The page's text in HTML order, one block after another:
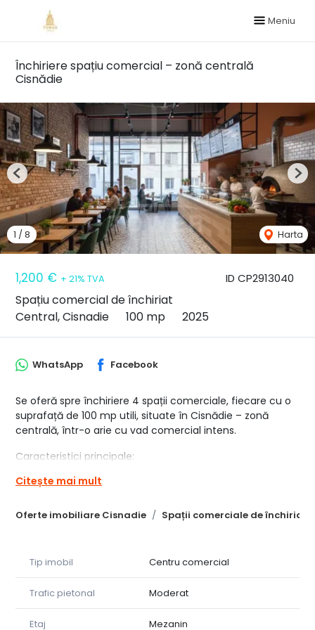
Meniu
Închiriere spațiu comercial – zonă centrală
Cisnădie
ID CP2913040
1,200 € + 21% TVA
Spațiu comercial de închiriat
Central, Cisnadie
100 mp 2025
1 /8 Harta
Previous
Oferte imobiliare Cisnadie Spații comerciale de închiriat
WhatsApp Facebook
Se oferă spre închiriere 4 spații comerciale, fiecare cu o
suprafață de 100 mp utili, situate în Cisnădie – zonă
centrală, într-o arie cu vad comercial intens.
Caracteristici principale:
- Vitrină stradală generoasă: 7 metri liniari pentru fiecare
- Spații moderne, ușor de compartimentat
- Posibilitate de unire a spațiilor, acestea fiind separate
Citește mai mult
Tip imobil Centru comercial
Trafic pietonal Moderat
Etaj Mezanin